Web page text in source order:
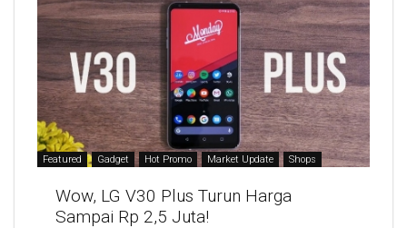
Featured Gadget Hot Promo Market Update Shops
Wow, LG V30 Plus Turun Harga
Sampai Rp 2,5 Juta!